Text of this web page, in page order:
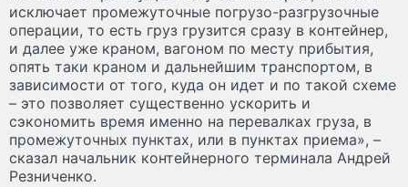
исключает промежуточные погрузо-разгрузочные
операции, то есть груз грузится сразу в контейнер,
и далее уже краном, вагоном по месту прибытия,
опять таки краном и дальнейшим транспортом, в
зависимости от того, куда он идет и по такой схеме
– это позволяет существенно ускорить и
сэкономить время именно на перевалках груза, в
промежуточных пунктах, или в пунктах приема», –
сказал начальник контейнерного терминала Андрей
Резниченко.